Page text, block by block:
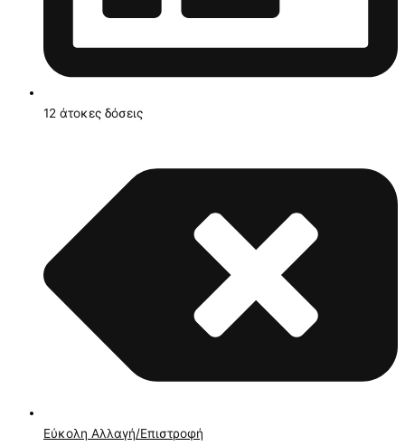
12 άτοκες δόσεις
Εύκολη Αλλαγή/Επιστροφή